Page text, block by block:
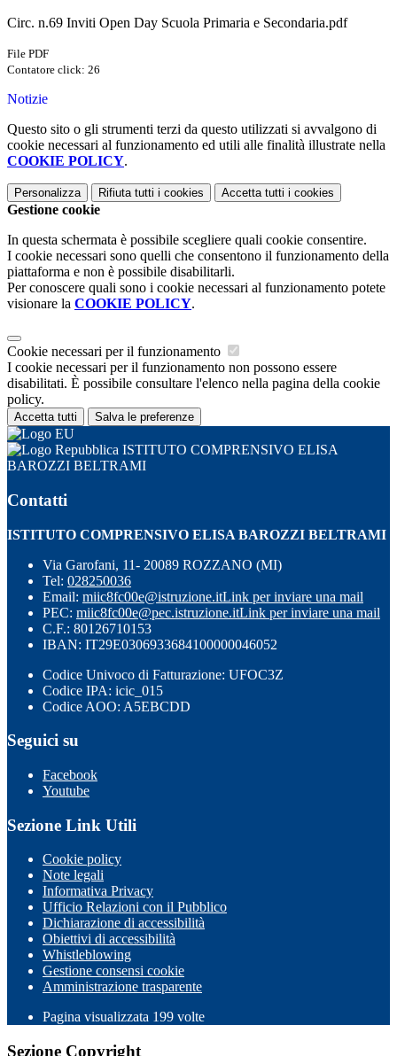
Circ. n.69 Inviti Open Day Scuola Primaria e Secondaria.pdf
File PDF
Contatore click: 26
Notizie
Questo sito o gli strumenti terzi da questo utilizzati si avvalgono di
cookie necessari al funzionamento ed utili alle finalità illustrate nella
COOKIE POLICY.
Personalizza Rifiuta tutti i cookies Accetta tutti i cookies
Gestione cookie
In questa schermata è possibile scegliere quali cookie consentire.
I cookie necessari sono quelli che consentono il funzionamento della
piattaforma e non è possibile disabilitarli.
Per conoscere quali sono i cookie necessari al funzionamento potete
visionare la COOKIE POLICY.
Cookie necessari per il funzionamento
I cookie necessari per il funzionamento non possono essere
disabilitati. È possibile consultare l'elenco nella pagina della cookie
policy.
Accetta tutti Salva le preferenze
ISTITUTO COMPRENSIVO ELISA
BAROZZI BELTRAMI
Contatti
ISTITUTO COMPRENSIVO ELISA BAROZZI BELTRAMI
Via Garofani, 11- 20089 ROZZANO (MI)
Tel: 028250036
Email: miic8fc00e@istruzione.itLink per inviare una mail
PEC: miic8fc00e@pec.istruzione.itLink per inviare una mail
C.F.: 80126710153
IBAN: IT29E0306933684100000046052
Codice Univoco di Fatturazione: UFOC3Z
Codice IPA: icic_015
Codice AOO: A5EBCDD
Seguici su
Facebook
Youtube
Sezione Link Utili
Cookie policy
Note legali
Informativa Privacy
Ufficio Relazioni con il Pubblico
Dichiarazione di accessibilità
Obiettivi di accessibilità
Whistleblowing
Gestione consensi cookie
Amministrazione trasparente
Pagina visualizzata 199 volte
Sezione Copyright